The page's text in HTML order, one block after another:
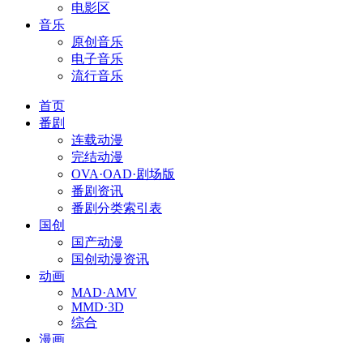
电影区
音乐
原创音乐
电子音乐
流行音乐
首页
番剧
连载动漫
完结动漫
OVA·OAD·剧场版
番剧资讯
番剧分类索引表
国创
国产动漫
国创动漫资讯
动画
MAD·AMV
MMD·3D
综合
漫画